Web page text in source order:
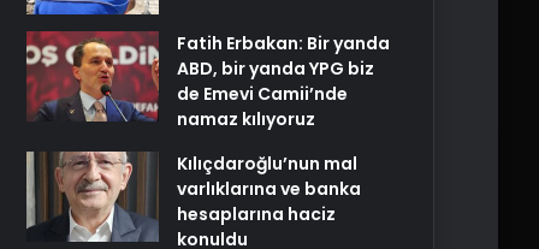
Fatih Erbakan: Bir yanda
ABD, bir yanda YPG biz
de Emevi Camii’nde
namaz kılıyoruz
Kılıçdaroğlu’nun mal
varlıklarına ve banka
hesaplarına haciz
konuldu